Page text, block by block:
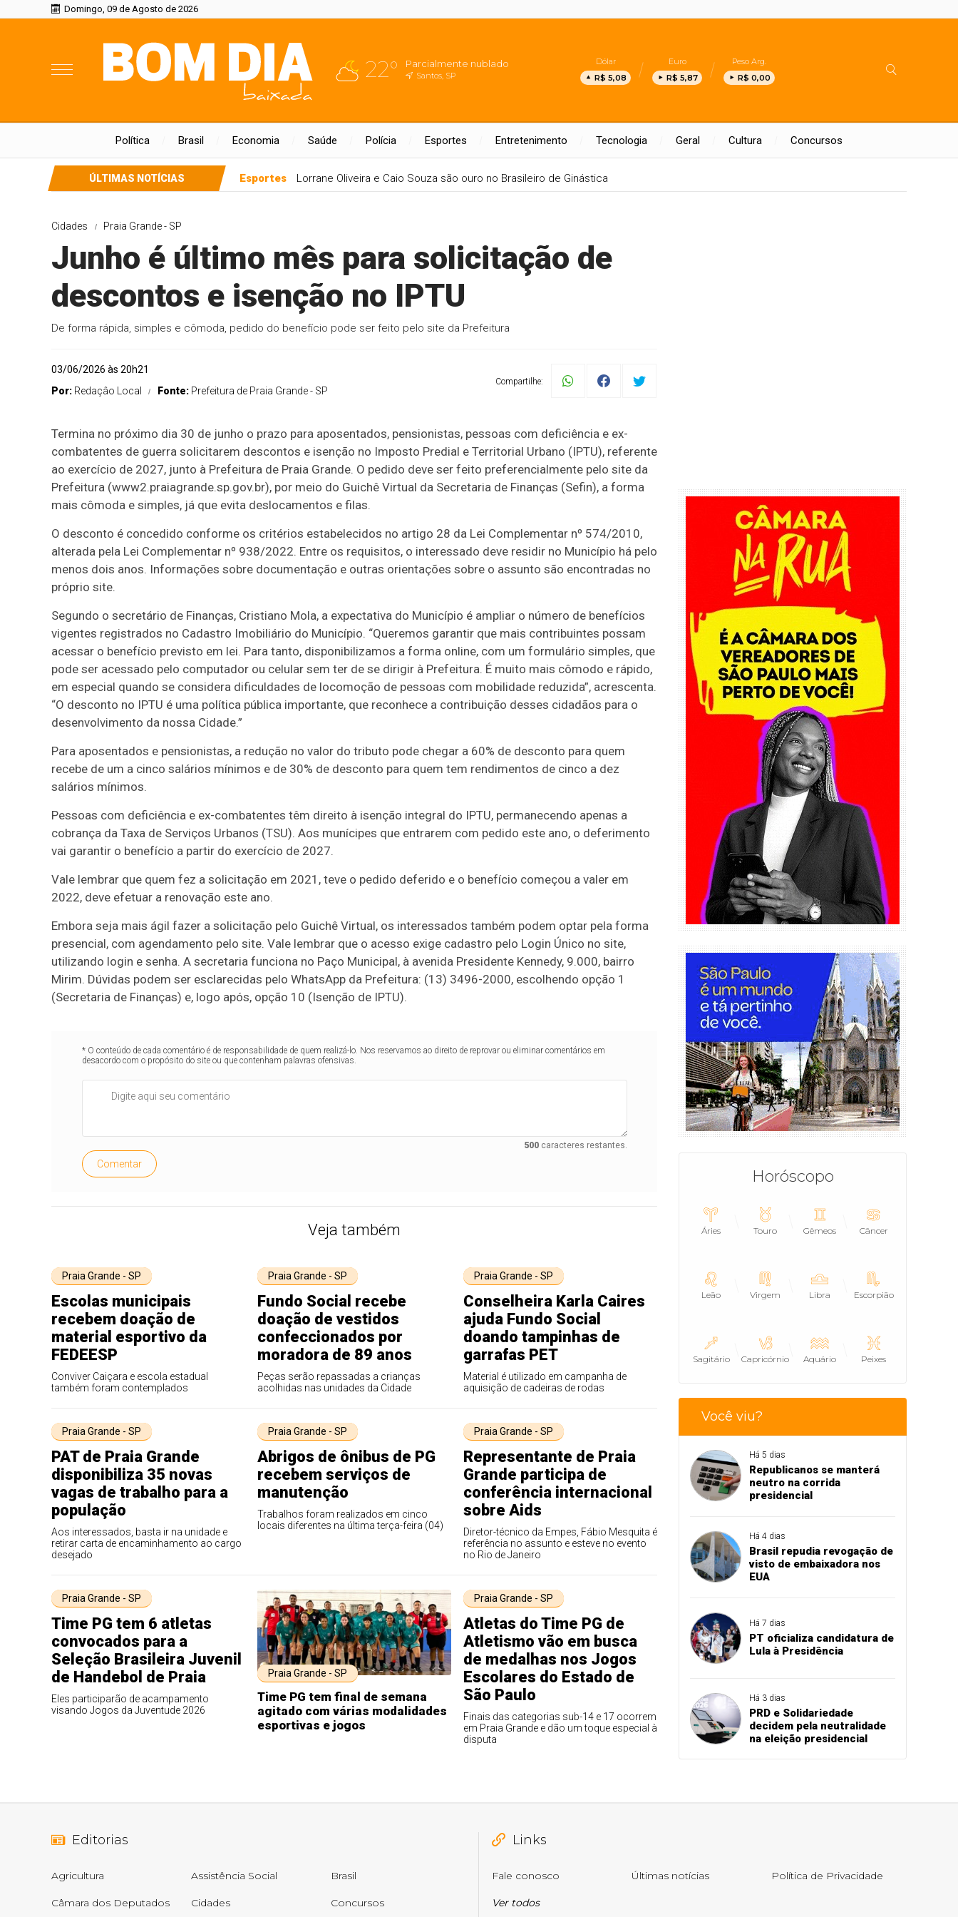
Domingo, 09 de Agosto de 2026
22° Parcialmente nublado
Santos, SP
Dólar
R$ 5,08
Euro
R$ 5,87
Peso Arg.
R$ 0,00
Política Brasil Economia Saúde Polícia Esportes Entretenimento Tecnologia Geral Cultura Concursos
ÚLTIMAS NOTÍCIAS Esportes Lorrane Oliveira e Caio Souza são ouro no Brasileiro de Ginástica
Cidades Praia Grande - SP
Junho é último mês para solicitação de
descontos e isenção no IPTU
De forma rápida, simples e cômoda, pedido do benefício pode ser feito pelo site da Prefeitura
03/06/2026 às 20h21
Por: Redaçâo Local Fonte: Prefeitura de Praia Grande - SP
Compartilhe:
Termina no próximo dia 30 de junho o prazo para aposentados, pensionistas, pessoas com deficiência e ex-
combatentes de guerra solicitarem descontos e isenção no Imposto Predial e Territorial Urbano (IPTU), referente
ao exercício de 2027, junto à Prefeitura de Praia Grande. O pedido deve ser feito preferencialmente pelo site da
Prefeitura (www2.praiagrande.sp.gov.br), por meio do Guichê Virtual da Secretaria de Finanças (Sefin), a forma
mais cômoda e simples, já que evita deslocamentos e filas.
O desconto é concedido conforme os critérios estabelecidos no artigo 28 da Lei Complementar nº 574/2010,
alterada pela Lei Complementar nº 938/2022. Entre os requisitos, o interessado deve residir no Município há pelo
menos dois anos. Informações sobre documentação e outras orientações sobre o assunto são encontradas no
próprio site.
Segundo o secretário de Finanças, Cristiano Mola, a expectativa do Município é ampliar o número de benefícios
vigentes registrados no Cadastro Imobiliário do Município. “Queremos garantir que mais contribuintes possam
acessar o benefício previsto em lei. Para tanto, disponibilizamos a forma online, com um formulário simples, que
pode ser acessado pelo computador ou celular sem ter de se dirigir à Prefeitura. É muito mais cômodo e rápido,
em especial quando se considera dificuldades de locomoção de pessoas com mobilidade reduzida”, acrescenta.
“O desconto no IPTU é uma política pública importante, que reconhece a contribuição desses cidadãos para o
desenvolvimento da nossa Cidade.”
Para aposentados e pensionistas, a redução no valor do tributo pode chegar a 60% de desconto para quem
recebe de um a cinco salários mínimos e de 30% de desconto para quem tem rendimentos de cinco a dez
salários mínimos.
Pessoas com deficiência e ex-combatentes têm direito à isenção integral do IPTU, permanecendo apenas a
cobrança da Taxa de Serviços Urbanos (TSU). Aos munícipes que entrarem com pedido este ano, o deferimento
vai garantir o benefício a partir do exercício de 2027.
Vale lembrar que quem fez a solicitação em 2021, teve o pedido deferido e o benefício começou a valer em
2022, deve efetuar a renovação este ano.
Embora seja mais ágil fazer a solicitação pelo Guichê Virtual, os interessados também podem optar pela forma
presencial, com agendamento pelo site. Vale lembrar que o acesso exige cadastro pelo Login Único no site,
utilizando login e senha. A secretaria funciona no Paço Municipal, à avenida Presidente Kennedy, 9.000, bairro
Mirim. Dúvidas podem ser esclarecidas pelo WhatsApp da Prefeitura: (13) 3496-2000, escolhendo opção 1
(Secretaria de Finanças) e, logo após, opção 10 (Isenção de IPTU).
* O conteúdo de cada comentário é de responsabilidade de quem realizá-lo. Nos reservamos ao direito de reprovar ou eliminar comentários em
desacordo com o propósito do site ou que contenham palavras ofensivas.
500caracteres restantes.
Comentar
Veja também
Praia Grande - SP
Escolas municipais
recebem doação de
material esportivo da
FEDEESP
Conviver Caiçara e escola estadual
também foram contemplados
Praia Grande - SP
Fundo Social recebe
doação de vestidos
confeccionados por
moradora de 89 anos
Peças serão repassadas a crianças
acolhidas nas unidades da Cidade
Praia Grande - SP
Conselheira Karla Caires
ajuda Fundo Social
doando tampinhas de
garrafas PET
Material é utilizado em campanha de
aquisição de cadeiras de rodas
Praia Grande - SP
PAT de Praia Grande
disponibiliza 35 novas
vagas de trabalho para a
população
Aos interessados, basta ir na unidade e
retirar carta de encaminhamento ao cargo
desejado
Praia Grande - SP
Abrigos de ônibus de PG
recebem serviços de
manutenção
Trabalhos foram realizados em cinco
locais diferentes na última terça-feira (04)
Praia Grande - SP
Representante de Praia
Grande participa de
conferência internacional
sobre Aids
Diretor-técnico da Empes, Fábio Mesquita é
referência no assunto e esteve no evento
no Rio de Janeiro
Praia Grande - SP
Time PG tem 6 atletas
convocados para a
Seleção Brasileira Juvenil
de Handebol de Praia
Eles participarão de acampamento
visando Jogos da Juventude 2026
Praia Grande - SP
Time PG tem final de semana
agitado com várias modalidades
esportivas e jogos
Praia Grande - SP
Atletas do Time PG de
Atletismo vão em busca
de medalhas nos Jogos
Escolares do Estado de
São Paulo
Finais das categorias sub-14 e 17 ocorrem
em Praia Grande e dão um toque especial à
disputa
Horóscopo
Áries Touro Gêmeos Câncer
Leão Virgem Libra Escorpião
Sagitário Capricórnio Aquário Peixes
Você viu?
Há 5 dias
Republicanos se manterá
neutro na corrida
presidencial
Há 4 dias
Brasil repudia revogação de
visto de embaixadora nos
EUA
Há 7 dias
PT oficializa candidatura de
Lula à Presidência
Há 3 dias
PRD e Solidariedade
decidem pela neutralidade
na eleição presidencial
Editorias
Agricultura Assistência Social Brasil
Câmara dos Deputados Cidades Concursos
Links
Fale conosco Últimas notícias Política de Privacidade
Ver todos